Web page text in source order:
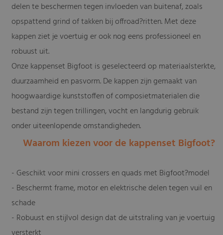
delen te beschermen tegen invloeden van buitenaf, zoals
opspattend grind of takken bij offroad?ritten. Met deze
kappen ziet je voertuig er ook nog eens professioneel en
robuust uit.
Onze kappenset Bigfoot is geselecteerd op materiaalsterkte,
duurzaamheid en pasvorm. De kappen zijn gemaakt van
hoogwaardige kunststoffen of composietmaterialen die
bestand zijn tegen trillingen, vocht en langdurig gebruik
onder uiteenlopende omstandigheden.
Waarom kiezen voor de kappenset Bigfoot?
- Geschikt voor mini crossers en quads met Bigfoot?model
- Beschermt frame, motor en elektrische delen tegen vuil en
schade
- Robuust en stijlvol design dat de uitstraling van je voertuig